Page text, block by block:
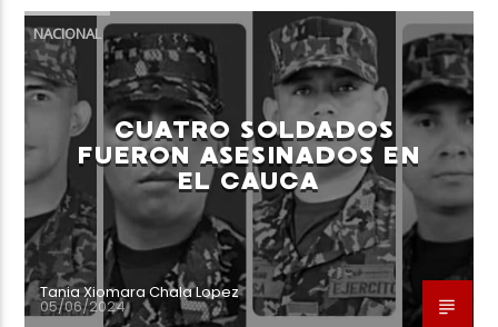
NACIONAL
CUATRO SOLDADOS
FUERON ASESINADOS EN
EL CAUCA
Tania Xiomara Chala Lopez
05/06/2024